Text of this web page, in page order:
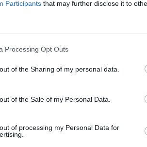
Participants that may further disclose it to
Processing Opt Outs
of the Sharing of my personal data.
of the Sale of my Personal Data.
of processing my Personal Data for